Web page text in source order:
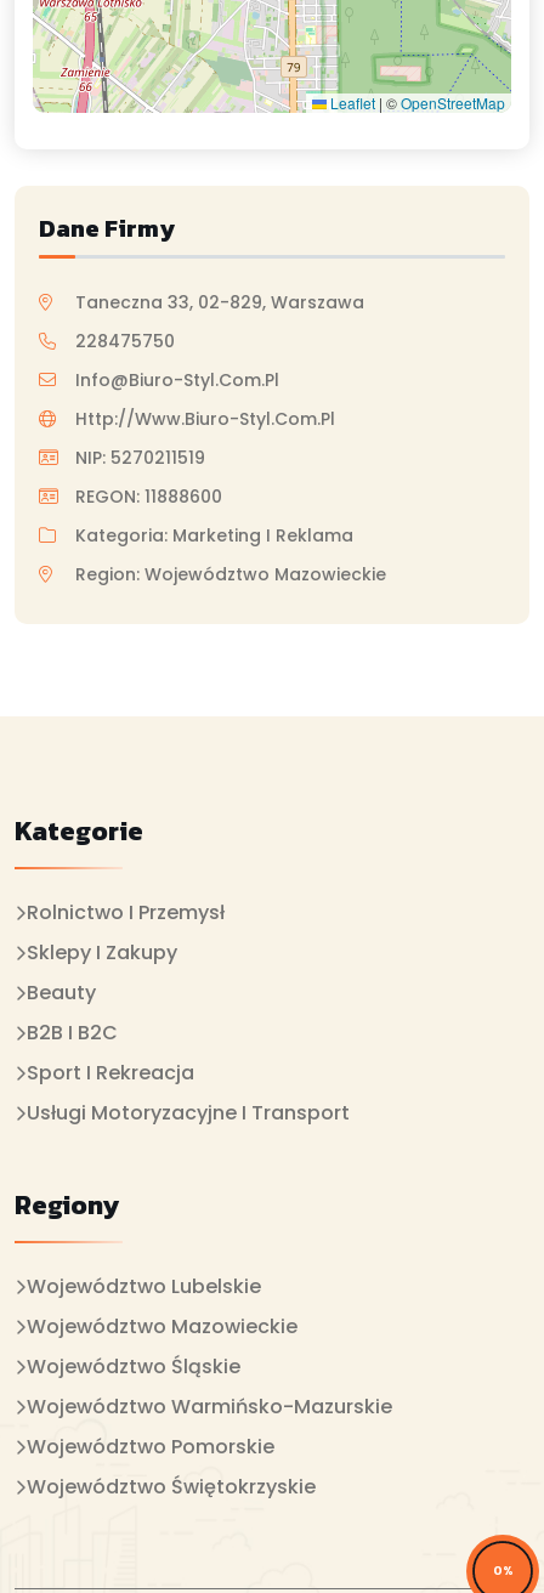
0%
Leaflet | ©OpenStreetMap
Dane Firmy
Taneczna 33, 02-829, Warszawa
228475750
Info@biuro-Styl.com.pl
Http://www.biuro-Styl.com.pl
NIP: 5270211519
REGON: 11888600
Kategoria: Marketing I Reklama
Region: Województwo Mazowieckie
Kategorie
Rolnictwo I Przemysł
Sklepy I Zakupy
Beauty
B2B I B2C
Sport I Rekreacja
Usługi Motoryzacyjne I Transport
Regiony
Województwo Lubelskie
Województwo Mazowieckie
Województwo Śląskie
Województwo Warmińsko-Mazurskie
Województwo Pomorskie
Województwo Świętokrzyskie